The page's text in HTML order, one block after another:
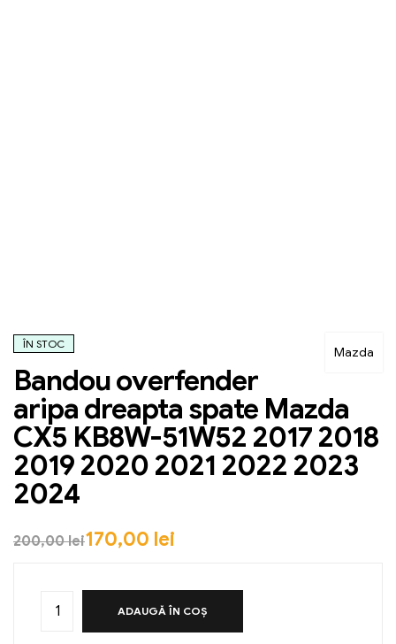
Mazda
ÎN STOC
Bandou overfender
aripa dreapta spate Mazda
CX5 KB8W-51W52 2017 2018
2019 2020 2021 2022 2023
2024
200,00lei170,00 lei
ADAUGĂ ÎN COȘ